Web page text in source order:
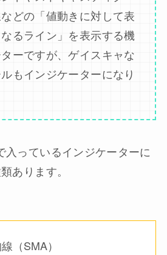
どの「値動きに対して表
るライン」を表示する機
ーですが、ゲイスキャな
もインジケーターになり
入っているインジケーターに
あります。
（SMA）